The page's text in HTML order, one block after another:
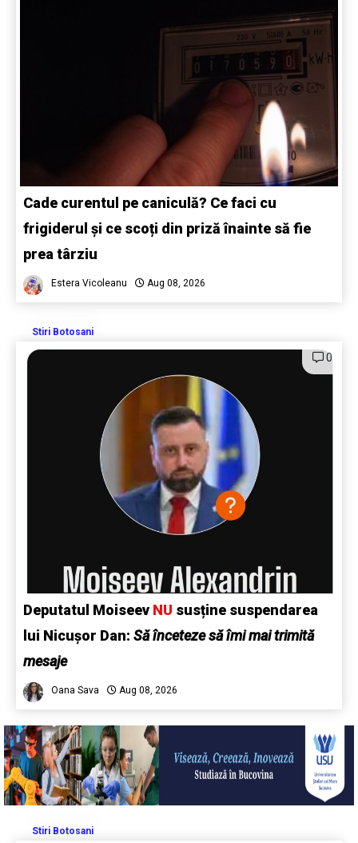
Cade curentul pe caniculă? Ce faci cu
frigiderul și ce scoți din priză înainte să fie
prea târziu
Estera Vicoleanu Aug 08, 2026
Stiri Botosani
0
Deputatul Moiseev NU susține suspendarea
lui Nicușor Dan: Să înceteze să îmi mai trimită
mesaje
Oana Sava Aug 08, 2026
Stiri Botosani